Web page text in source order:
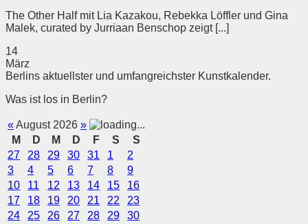
The Other Half mit Lia Kazakou, Rebekka Löffler und Gina
Malek, curated by Jurriaan Benschop zeigt [...]
14
März
Berlins aktuellster und umfangreichster Kunstkalender.
Was ist los in Berlin?
«August 2026 »
M
D M D F S
S
27
28 29 30 31 1
2
3
4 5 6 7 8
9
10
11 12 13 14 15
16
17
18 19 20 21 22
23
24
25 26 27 28 29
30